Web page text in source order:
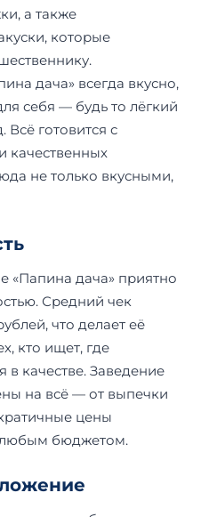
а также
которые
дача» всегда вкусно,
себя — будь то лёгкий
готовится с
качественных
не только вкусными,
«Папина дача» приятно
Средний чек
что делает её
кто ищет, где
в качестве. Заведение
на всё — от выпечки
цены
любым бюджетом.